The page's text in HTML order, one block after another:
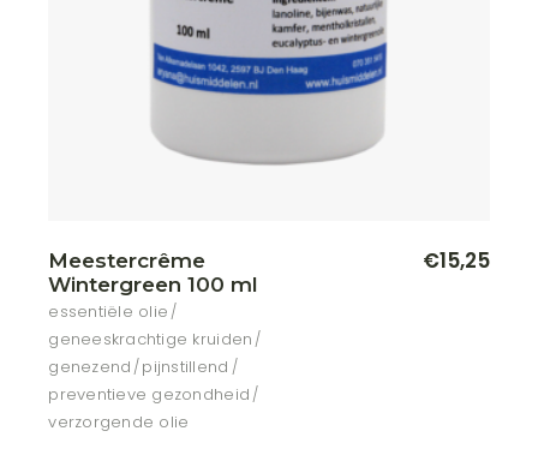
Meestercrême
Wintergreen 100 ml
essentiële olie
geneeskrachtige kruiden
genezend pijnstillend
preventieve gezondheid
verzorgende olie
€15,25